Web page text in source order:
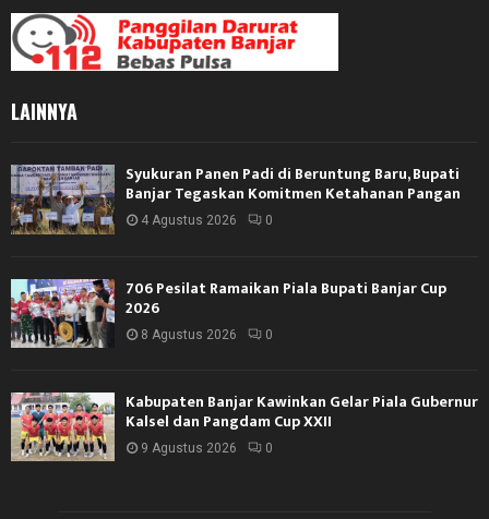
LAINNYA
Syukuran Panen Padi di Beruntung Baru, Bupati
Banjar Tegaskan Komitmen Ketahanan Pangan
4 Agustus 2026 0
706 Pesilat Ramaikan Piala Bupati Banjar Cup
2026
8 Agustus 2026 0
Kabupaten Banjar Kawinkan Gelar Piala Gubernur
Kalsel dan Pangdam Cup XXII
9 Agustus 2026 0